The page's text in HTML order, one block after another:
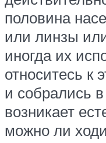
половина
или линзы
иногда их
относитесь к
и собрались
возникает
можно ли